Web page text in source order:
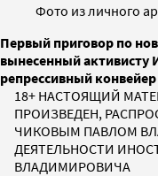
Фото из личного
Первый приговор по
вынесенный активисту
репрессивный конвейер
18+ НАСТОЯЩИЙ
ПРОИЗВЕДЕН,
ЧИКОВЫМ ПАВЛОМ
ДЕЯТЕЛЬНОСТИ
ВЛАДИМИРОВИЧА